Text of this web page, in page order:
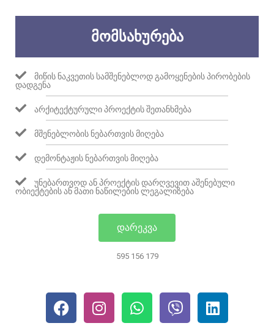
ᲛᲝᲛᲡᲐᲮᲣᲠᲔᲑᲐ
ᲛᲘᲬᲘᲡ ᲜᲐᲙᲕᲔᲗᲘᲡ ᲡᲐᲛᲨᲔᲜᲔᲑᲚᲝᲓ ᲒᲐᲛᲝᲧᲔᲜᲔᲑᲘᲡ ᲞᲘᲠᲝᲑᲔᲑᲘᲡ
ᲓᲐᲓᲒᲔᲜᲐ
ᲐᲠᲥᲘᲢᲔᲥᲢᲣᲠᲣᲚᲘ ᲞᲠᲝᲔᲥᲢᲘᲡ ᲨᲔᲗᲐᲜᲮᲛᲔᲑᲐ
ᲛᲨᲔᲜᲔᲑᲚᲝᲑᲘᲡ ᲜᲔᲑᲐᲠᲗᲕᲘᲡ ᲛᲘᲦᲔᲑᲐ
ᲓᲔᲛᲝᲜᲢᲐᲟᲘᲡ ᲜᲔᲑᲐᲠᲗᲕᲘᲡ ᲛᲘᲦᲔᲑᲐ
ᲣᲜᲔᲑᲐᲠᲗᲕᲝᲓ ᲐᲜ ᲞᲠᲝᲔᲥᲢᲘᲡ ᲓᲐᲠᲦᲕᲔᲕᲘᲗ ᲐᲨᲔᲜᲔᲑᲣᲚᲘ
ᲝᲑᲘᲔᲥᲢᲔᲑᲘᲡ ᲐᲜ ᲛᲐᲗᲘ ᲜᲐᲬᲘᲚᲔᲑᲘᲡ ᲚᲔᲒᲐᲚᲘᲖᲔᲑᲐ
ᲓᲐᲠᲔᲙᲕᲐ
595 156 179